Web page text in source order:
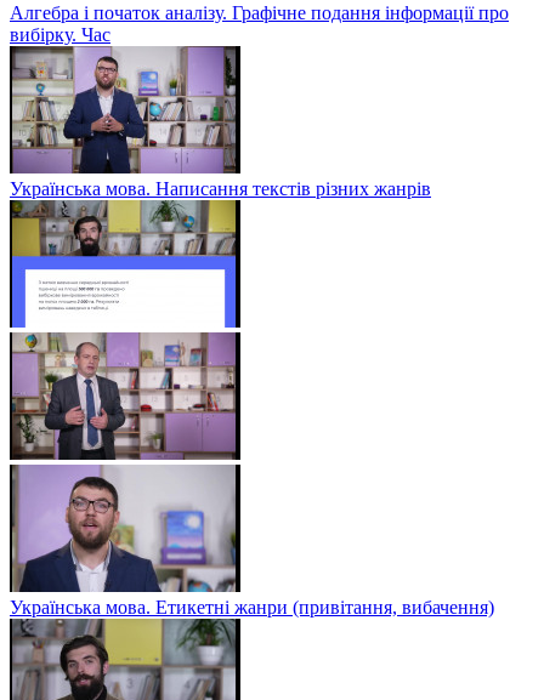
Алгебра і початок аналізу. Графічне подання інформації про
вибірку. Час
Українська мова. Написання текстів різних жанрів
Українська мова. Етикетні жанри (привітання, вибачення)